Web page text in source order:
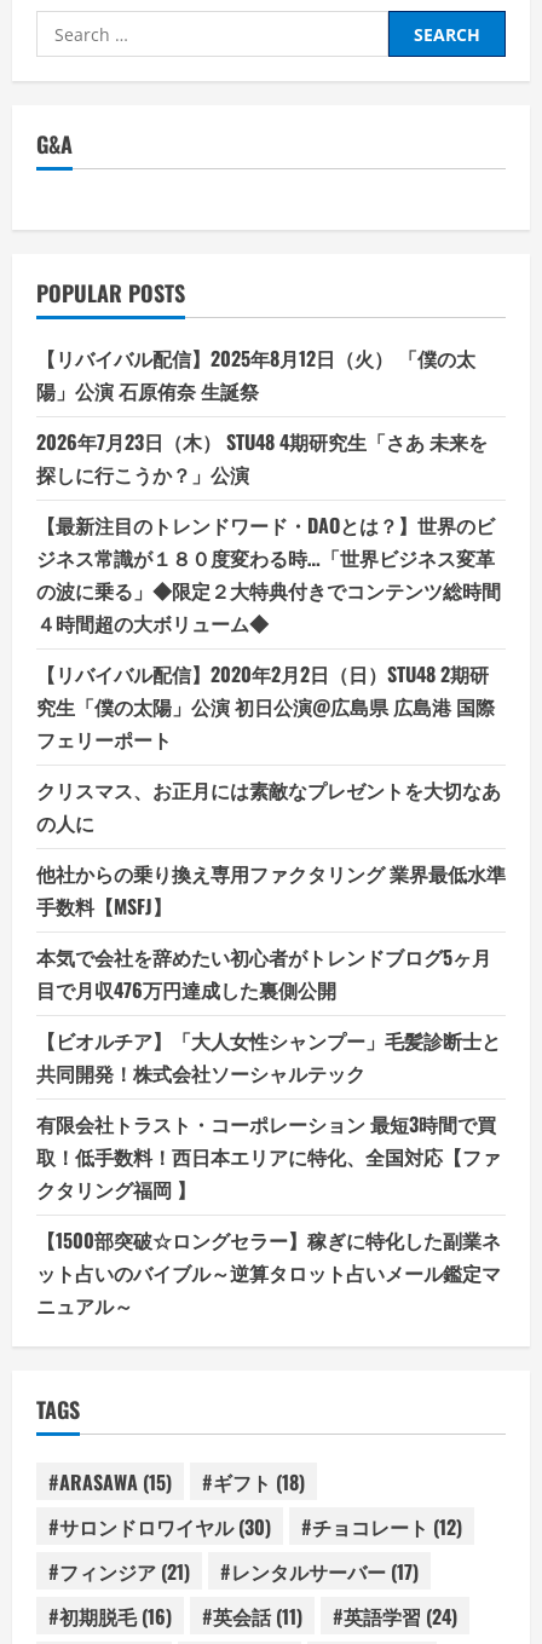
ム
メ
イ
ー
促
上
UP！
IT
入
補
助
金
活
用
無
料
個
別
相
談
会
【第
4
次
申
請】
Search
for:
G&A
POPULAR POSTS
【リバイバル配信】2025年8月12日（火） 「僕の太
陽」公演 石原侑奈 生誕祭
2026年7月23日（木） STU48 4期研究生「さあ 未来を
探しに行こうか？」公演
【最新注目のトレンドワード・DAOとは？】世界のビ
ジネス常識が１８０度変わる時…「世界ビジネス変革
の波に乗る」◆限定２大特典付きでコンテンツ総時間
４時間超の大ボリューム◆
【リバイバル配信】2020年2月2日（日）STU48 2期研
究生「僕の太陽」公演 初日公演@広島県 広島港 国際
フェリーポート
クリスマス、お正月には素敵なプレゼントを大切なあ
の人に
他社からの乗り換え専用ファクタリング 業界最低水準
手数料【MSFJ】
本気で会社を辞めたい初心者がトレンドブログ5ヶ月
目で月収476万円達成した裏側公開
【ビオルチア】「大人女性シャンプー」毛髪診断士と
共同開発！株式会社ソーシャルテック
有限会社トラスト・コーポレーション 最短3時間で買
取！低手数料！西日本エリアに特化、全国対応【ファ
クタリング福岡 】
【1500部突破☆ロングセラー】稼ぎに特化した副業ネ
ット占いのバイブル～逆算タロット占いメール鑑定マ
ニュアル～
TAGS
#ARASAWA (15) #ギフト (18)
#サロンドロワイヤル(30) #チョコレート (12)
#フィンジア (21) #レンタルサーバー (17)
#初期脱毛(16) #英会話(11) #英語学習 (24)